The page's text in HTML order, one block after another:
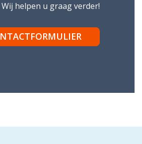
Wij helpen u graag verder!